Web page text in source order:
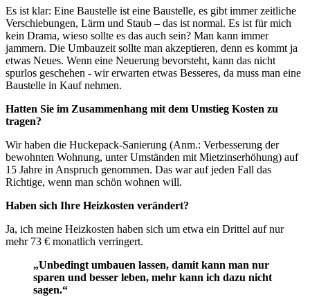
Es ist klar: Eine Baustelle ist eine Baustelle, es gibt immer zeitliche
Verschiebungen, Lärm und Staub – das ist normal. Es ist für mich
kein Drama, wieso sollte es das auch sein? Man kann immer
jammern. Die Umbauzeit sollte man akzeptieren, denn es kommt ja
etwas Neues. Wenn eine Neuerung bevorsteht, kann das nicht
spurlos geschehen - wir erwarten etwas Besseres, da muss man eine
Baustelle in Kauf nehmen.
Hatten Sie im Zusammenhang mit dem Umstieg Kosten zu
tragen?
Wir haben die Huckepack-Sanierung (Anm.: Verbesserung der
bewohnten Wohnung, unter Umständen mit Mietzinserhöhung) auf
15 Jahre in Anspruch genommen. Das war auf jeden Fall das
Richtige, wenn man schön wohnen will.
Haben sich Ihre Heizkosten verändert?
Ja, ich meine Heizkosten haben sich um etwa ein Drittel auf nur
mehr 73 € monatlich verringert.
„Unbedingt umbauen lassen, damit kann man nur
sparen und besser leben, mehr kann ich dazu nicht
sagen.“